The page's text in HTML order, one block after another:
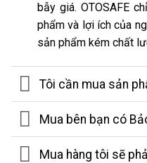
bẫy giá. OTOSAFE
phẩm và lợi ích của
sản phẩm kém chất
Tôi cần mua sản
Mua bên bạn có
Mua hàng tôi sẽ